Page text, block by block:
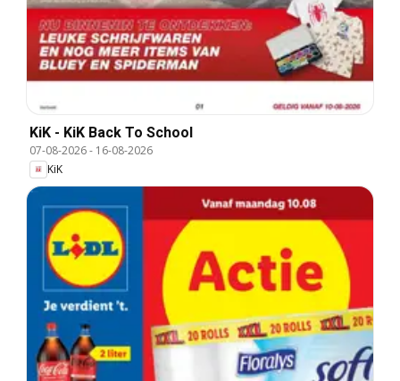
KiK - KiK Back To School
07-08-2026- 16-08-2026
KiK